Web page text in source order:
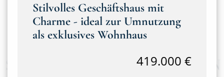
Stilvolles Geschäftshaus mit
Charme - ideal zur Umnutzung
als exklusives Wohnhaus
419.000 €